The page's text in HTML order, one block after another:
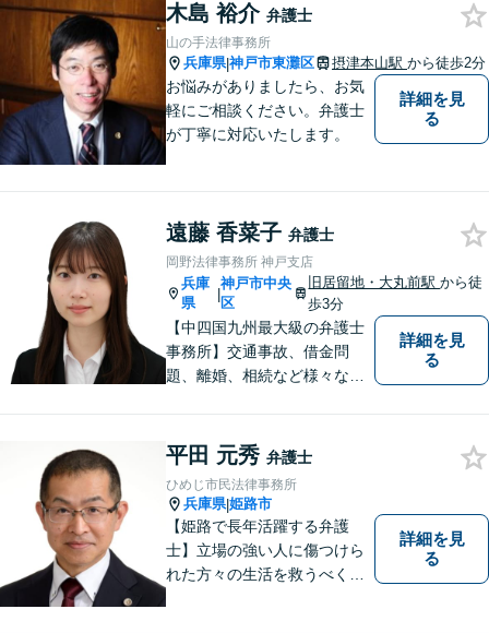
木島 裕介 弁護士
山の手法律事務所
兵庫県|神戸市東灘区 摂津本山駅 から徒歩2分
お悩みがありましたら、お気
軽にご相談ください。弁護士
が丁寧に対応いたします。
詳細を見
る
遠藤 香菜子 弁護士
岡野法律事務所 神戸支店
兵庫
県
|
神戸市中央
区
旧居留地・大丸前駅から徒
歩3分
【中四国九州最大級の弁護士
事務所】交通事故、借金問
題、離婚、相続など様々な問
まずはお気軽にご相談くださ
い！
詳細を見
る
平田 元秀 弁護士
ひめじ市民法律事務所
兵庫県|姫路市
【姫路で長年活躍する弁護
士】立場の強い人に傷つけら
れた方々の生活を救うべく、
詳細を見
る